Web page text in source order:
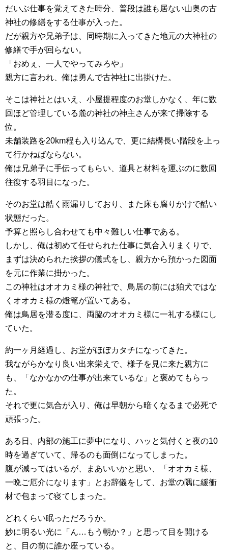
だいぶ仕事を覚えてきた時分、普段は誰も居ない山奥の古
神社の修繕をする仕事が入った。
だが親方や兄弟子は、同時期に入ってきた地元の大神社の
修繕で手が回らない。
「おめぇ、一人でやってみろや」
親方に言われ、俺は勇んで古神社に出掛けた。
そこは神社とはいえ、小屋提程度のお堂しかなく、年に数
回ほど管理している麓の神社の神主さんが来て掃除する
位。
未舗装路を20km程も入り込んで、更に結構長い階段を上っ
て行かねばならない。
俺は兄弟子に手伝ってもらい、道具と材料を運ぶのに数回
往復する羽目になった。
そのお堂は酷く雨漏りしており、また床も腐りかけで酷い
状態だった。
予算と照らし合わせても中々難しい仕事である。
しかし、俺は初めて任せられた仕事に気合入りまくりで、
まずは決められた挨拶の儀式をし、親方から預かった図面
を元に作業に掛かった。
この神社はオオカミ様の神社で、鳥居の前には狛犬ではな
くオオカミ様の燈篭が置いてある。
俺は鳥居を潜る度に、両脇のオオカミ様に一礼する様にし
ていた。
約一ヶ月経過し、お堂がほぼカタチになってきた。
我ながらかなり良い出来栄えで、様子を見に来た親方に
も、「なかなかの仕事が出来ているな」と褒めてもらっ
た。
それで更に気合が入り、俺は早朝から暗くなるまで必死で
頑張った。
ある日、内部の施工に夢中になり、ハッと気付くと夜の10
時を過ぎていて、帰るのも面倒になってしまった。
腹が減ってはいるが、まあいいかと思い、「オオカミ様、
一晩ご厄介になります」とお辞儀をして、お堂の隅に緩衝
材で包まって寝てしまった。
どれくらい眠っただろうか。
妙に明るい光に「ん…もう朝か？」と思って目を開ける
と、目の前に誰か座っている。